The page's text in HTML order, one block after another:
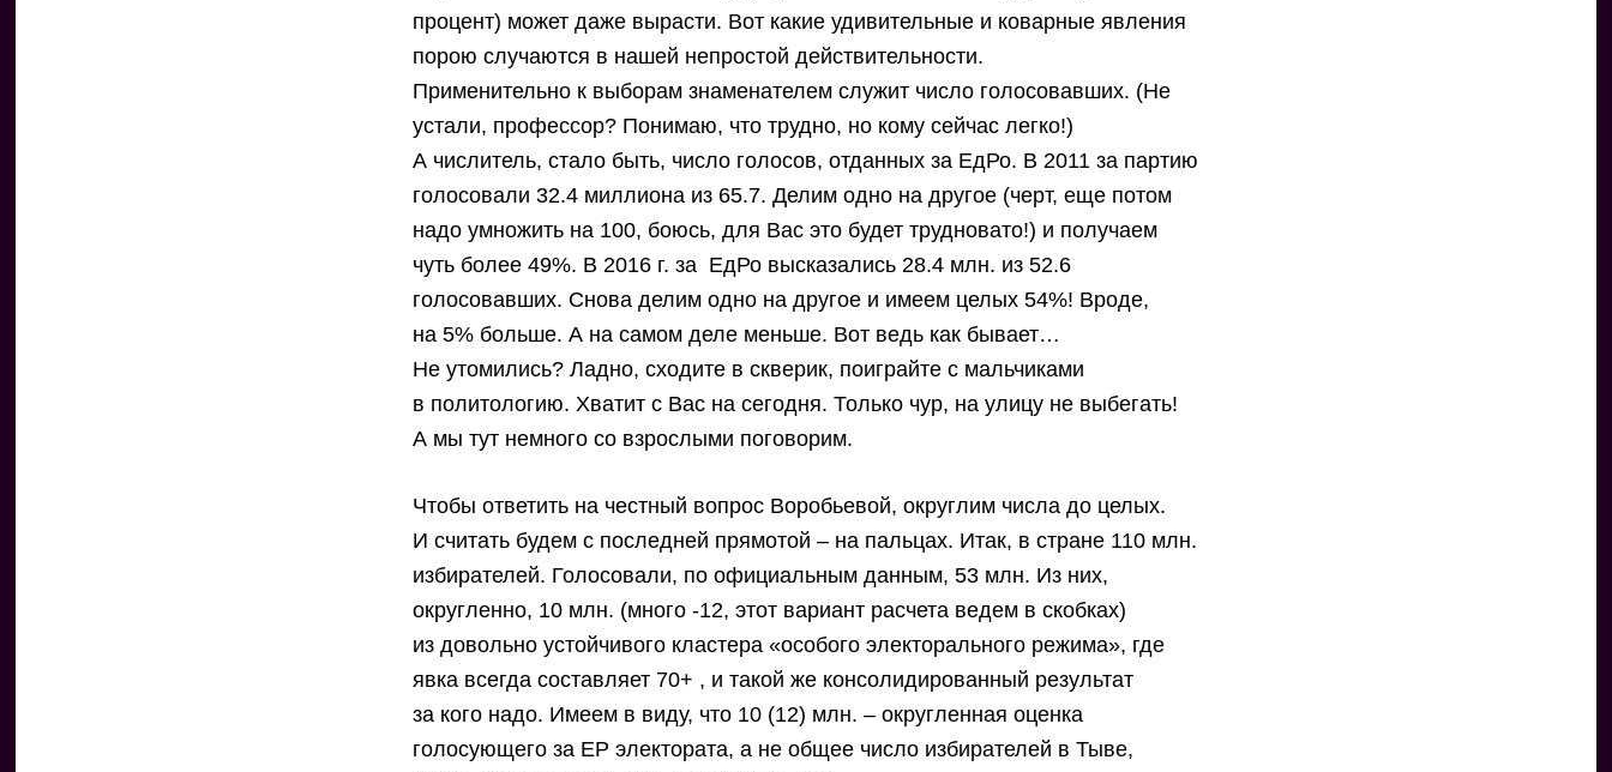
процент) может даже вырасти. Вот какие удивительные и коварные явления
порою случаются в нашей непростой действительности.
Применительно к выборам знаменателем служит число голосовавших. (Не
устали, профессор? Понимаю, что трудно, но кому сейчас легко!)
А числитель, стало быть, число голосов, отданных за ЕдРо. В 2011 за партию
голосовали 32.4 миллиона из 65.7. Делим одно на другое (черт, еще потом
надо умножить на 100, боюсь, для Вас это будет трудновато!) и получаем
чуть более 49%. В 2016 г. за ЕдРо высказались 28.4 млн. из 52.6
голосовавших. Снова делим одно на другое и имеем целых 54%! Вроде,
на 5% больше. А на самом деле меньше. Вот ведь как бывает…
Не утомились? Ладно, сходите в скверик, поиграйте с мальчиками
в политологию. Хватит с Вас на сегодня. Только чур, на улицу не выбегать!
А мы тут немного со взрослыми поговорим.
Чтобы ответить на честный вопрос Воробьевой, округлим числа до целых.
И считать будем с последней прямотой – на пальцах. Итак, в стране 110 млн.
избирателей. Голосовали, по официальным данным, 53 млн. Из них,
округленно, 10 млн. (много -12, этот вариант расчета ведем в скобках)
из довольно устойчивого кластера «особого электорального режима», где
явка всегда составляет 70+ , и такой же консолидированный результат
за кого надо. Имеем в виду, что 10 (12) млн. – округленная оценка
голосующего за ЕР электората, а не общее число избирателей в Тыве,